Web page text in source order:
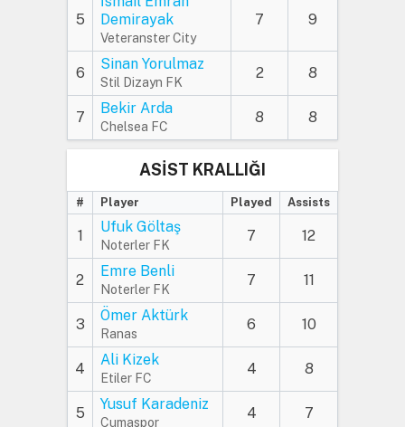
5
Demirayak
Veteranster City
7 9
6
Sinan Yorulmaz
Stil Dizayn FK
2 8
7
Bekir Arda
Chelsea FC
8 8
ASİST KRALLIĞI
# Player Played Assists
1
Ufuk Göltaş
Noterler FK
7 12
2
Emre Benli
Noterler FK
7 11
3
Ömer Aktürk
Ranas
6 10
4
Ali Kizek
Etiler FC
4 8
5
Yusuf Karadeniz
Cumaspor
4 7